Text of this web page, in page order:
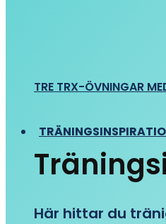
TRE TRX-ÖVNINGAR
Här hittar du